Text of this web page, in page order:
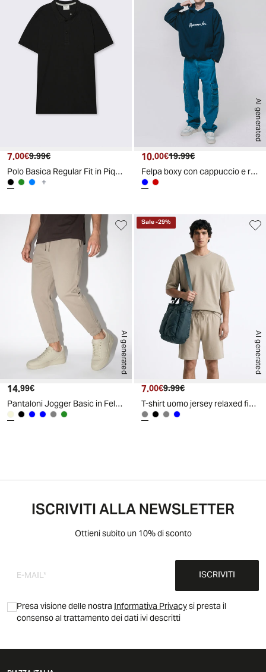
Prezzo attuale
7.00€ Prezzo originale
9.99€
Polo Basica Regular Fit in Piquet - Nero
+
AI generated
Prezzo attuale
10.00€ Prezzo originale
19.99€
Felpa boxy con cappuccio e ricamo - Blu
AI generated
Prezzo attuale
14.99€
Pantaloni Jogger Basic in Felpa con Elastico - Beige
AI generated
Sale-29%
Prezzo attuale
7.00€ Prezzo originale
9.99€
T-shirt uomo jersey relaxed fit maniche corte - Grigio stone
ISCRIVITI ALLA NEWSLETTER
Ottieni subito un 10% di sconto
ISCRIVITI
Presa visione delle nostraInformativa Privacysi presta il
consenso al trattamento dei dati ivi descritti